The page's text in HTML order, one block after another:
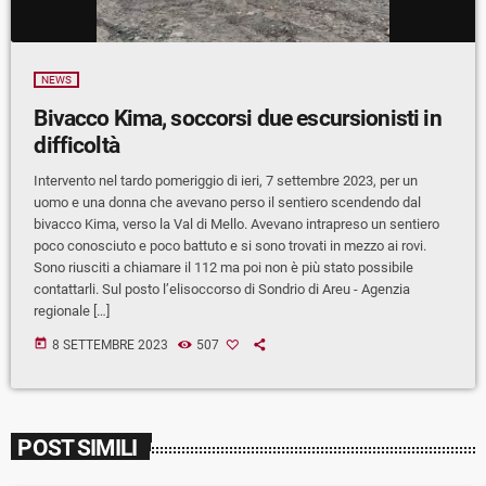
NEWS
Bivacco Kima, soccorsi due escursionisti in
difficoltà
Intervento nel tardo pomeriggio di ieri, 7 settembre 2023, per un
uomo e una donna che avevano perso il sentiero scendendo dal
bivacco Kima, verso la Val di Mello. Avevano intrapreso un sentiero
poco conosciuto e poco battuto e si sono trovati in mezzo ai rovi.
Sono riusciti a chiamare il 112 ma poi non è più stato possibile
contattarli. Sul posto l’elisoccorso di Sondrio di Areu - Agenzia
regionale […]
today 8 SETTEMBRE 2023 507
POST SIMILI